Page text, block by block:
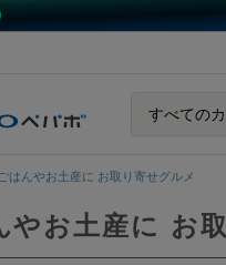
すべての
はんやお土産に お取り寄せグルメ
やお土産に お